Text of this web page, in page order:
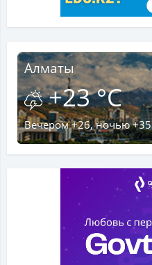
Алматы
+23 °C
Вечером +26, ночью +35